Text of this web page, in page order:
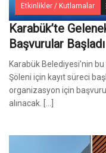
Etkinlikler / Kutlamalar
Karabük’te
Başvurular Başladı
Karabük Belediyesi’nin
Şöleni için kayıt süreci
organizasyon için
alınacak. [...]